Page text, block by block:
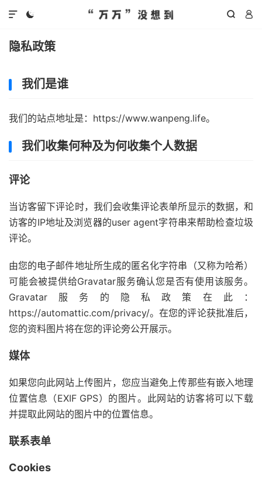
  

隐私政策
我们是谁
我们的站点地址是：https://www.wanpeng.life。
我们收集何种及为何收集个人数据
评论
当访客留下评论时，我们会收集评论表单所显示的数据，和
访客的IP地址及浏览器的user agent字符串来帮助检查垃圾
评论。
由您的电子邮件地址所生成的匿名化字符串（又称为哈希）
可能会被提供给Gravatar服务确认您是否有使用该服务。
Gravatar服务的隐私政策在此：
https://automattic.com/privacy/。在您的评论获批准后，
您的资料图片将在您的评论旁公开展示。
媒体
如果您向此网站上传图片，您应当避免上传那些有嵌入地理
位置信息（EXIF GPS）的图片。此网站的访客将可以下载
并提取此网站的图片中的位置信息。
联系表单
Cookies